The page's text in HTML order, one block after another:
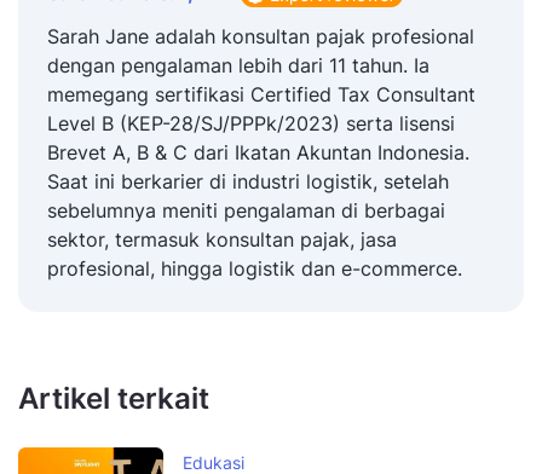
Sarah Jane adalah konsultan pajak profesional
dengan pengalaman lebih dari 11 tahun. Ia
memegang sertifikasi Certified Tax Consultant
Level B (KEP-28/SJ/PPPk/2023) serta lisensi
Brevet A, B & C dari Ikatan Akuntan Indonesia.
Saat ini berkarier di industri logistik, setelah
sebelumnya meniti pengalaman di berbagai
sektor, termasuk konsultan pajak, jasa
profesional, hingga logistik dan e-commerce.
Artikel terkait
Edukasi